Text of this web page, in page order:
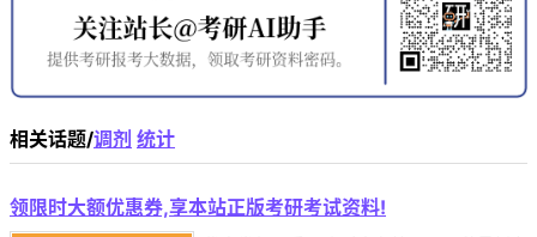
相关话题/调剂 统计
领限时大额优惠券,享本站正版考研考试资料!